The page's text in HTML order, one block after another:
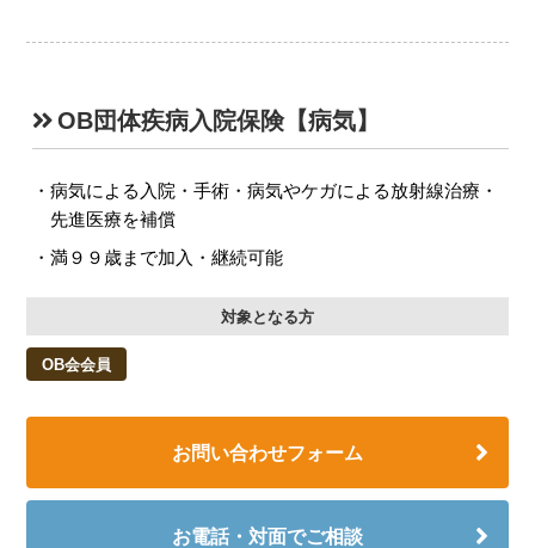
OB団体疾病入院保険【病気】
病気による入院・手術・病気やケガによる放射線治療・
先進医療を補償
満９９歳まで加入・継続可能
対象となる方
OB会会員
お問い合わせフォーム
お電話・対面でご相談